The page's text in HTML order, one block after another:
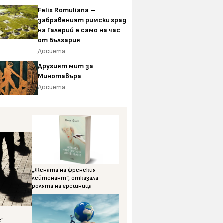
Felix Romuliana –
забравеният римски град
на Галерий е само на час
от България
Досиета
Другият мит за
Минотавъра
Досиета
„Жената на френския
лейтенант“, отказала
ролята на грешница